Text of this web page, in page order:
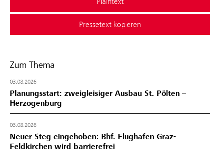
Pressetext kopieren
Zum Thema
03.08.2026
Planungsstart: zweigleisiger Ausbau St. Pölten –
Herzogenburg
03.08.2026
Neuer Steg eingehoben: Bhf. Flughafen Graz-
Feldkirchen wird barrierefrei